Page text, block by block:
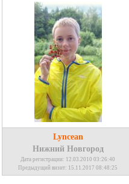
Lyncean
Нижний Новгород
Дата регистрации: 12.03.2010 03:26:40
Предыдущий визит: 15.11.2017 08:48:25